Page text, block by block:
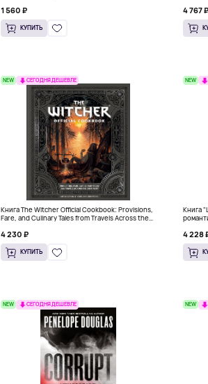
1 560 ₽
КУПИТЬ
4 767 ₽
NEW СЕГОДНЯ ДЕШЕВЛЕ
Книга The Witcher Official Cookbook: Provisions,
Fare, and Culinary Tales from Travels Across the
4 230 ₽
КУПИТЬ
NEW
Книга
4 228
NEW СЕГОДНЯ ДЕШЕВЛЕ NEW